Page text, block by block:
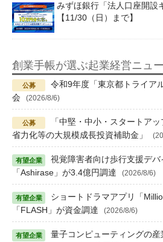
みずほ銀行「法人口座開設
【11/30（日）まで】
創業手帳が選ぶ起業経営ニュ
令和9年度「東京都トライア
会
(2026/8/6)
「中堅・中小・スタートア
省力化等の大規模成長投資補助金」
視覚障害者向け歩行支援デバ
「Ashirase」が3.4億円調達
(2026/8/6)
ショートドラマアプリ「
「FLASH」が資金調達
(2026/8/6)
量子コンピューティングの